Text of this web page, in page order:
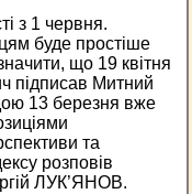
з 1 червня.
буде простіше
що 19 квітня
підписав Митний
13 березня вже
та
розповів
ЛУК’ЯНОВ.